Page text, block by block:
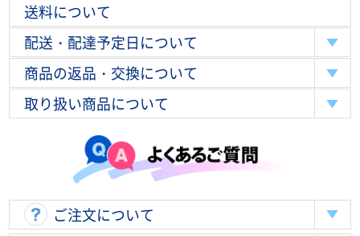
送料について
配送・配達予定日について
商品の返品・交換について
取り扱い商品について
ご注文について